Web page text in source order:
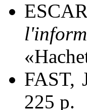
FAST,
225 p.